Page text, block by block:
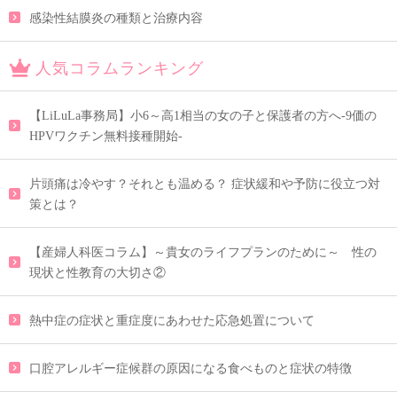
感染性結膜炎の種類と治療内容
人気コラムランキング
【LiLuLa事務局】小6～高1相当の女の子と保護者の方へ-9価の
HPVワクチン無料接種開始-
片頭痛は冷やす？それとも温める？ 症状緩和や予防に役立つ対
策とは？
【産婦人科医コラム】～貴女のライフプランのために～ 性の
現状と性教育の大切さ②
熱中症の症状と重症度にあわせた応急処置について
口腔アレルギー症候群の原因になる食べものと症状の特徴